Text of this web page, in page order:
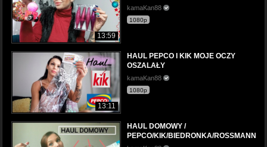
13:59
kamaKan88
1080p
13:11
HAUL PEPCO I KIK MOJE OCZY
OSZALAŁY
kamaKan88
1080p
HAUL DOMOWY /
PEPCO/KIK/BIEDRONKA/ROSSMANN